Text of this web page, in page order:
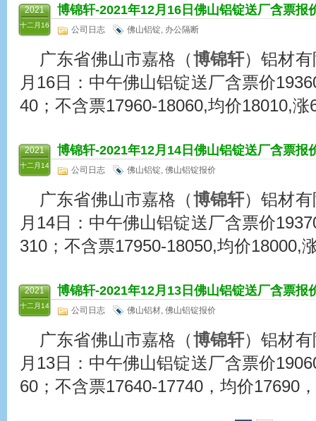
2021
十二月16
博锦轩-2021年12月16日佛山铝锭送厂含票报
公司日志 佛山铝锭, 办公隔断
广东省佛山市嘉格（博锦轩）铝材
月16日：中午佛山铝锭送厂含票价
40；不含票17960-18060,均价18010,涨
2021
十二月14
博锦轩-2021年12月14日佛山铝锭送厂含票报
公司日志 佛山铝锭, 佛山铝锭报价
广东省佛山市嘉格（博锦轩）铝材
月14日：中午佛山铝锭送厂含票价
310；不含票17950-18050,均价18000,
2021
十二月14
博锦轩-2021年12月13日佛山铝锭送厂含票报
公司日志 佛山铝材, 佛山铝锭报价
广东省佛山市嘉格（博锦轩）铝材
月13日：中午佛山铝锭送厂含票价
60；不含票17640-17740，均价17690